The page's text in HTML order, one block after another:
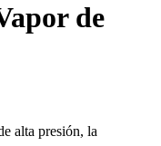
de
alta presión, la